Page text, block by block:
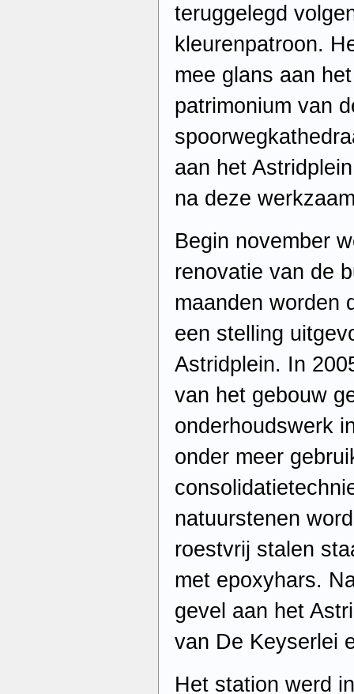
teruggelegd
kleurenpatroon.
mee glans aan
patrimonium van
aan het
na deze
Begin november
renovatie van de
maanden worden
een stelling
Astridplein. In
van het gebouw
onderhoudswerk
onder meer
natuurstenen
roestvrij stalen
met epoxyhars.
gevel aan het
van De Keyserlei
Het station werd